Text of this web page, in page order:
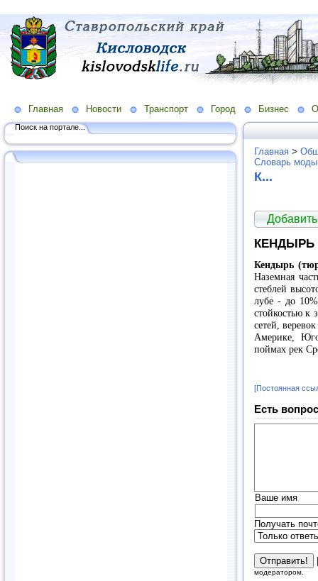
Главная Новости Транспорт Город Бизнес
Поиск на портале...
Главная >
Словарь
К...
КЕНДЫРЬ
Кендырь
Наземная
стеблей
лубе - до
стойкостью к
сетей,
Америке,
поймах рек
[Постоянная
Есть
Ваше имя
Получать
модератором.